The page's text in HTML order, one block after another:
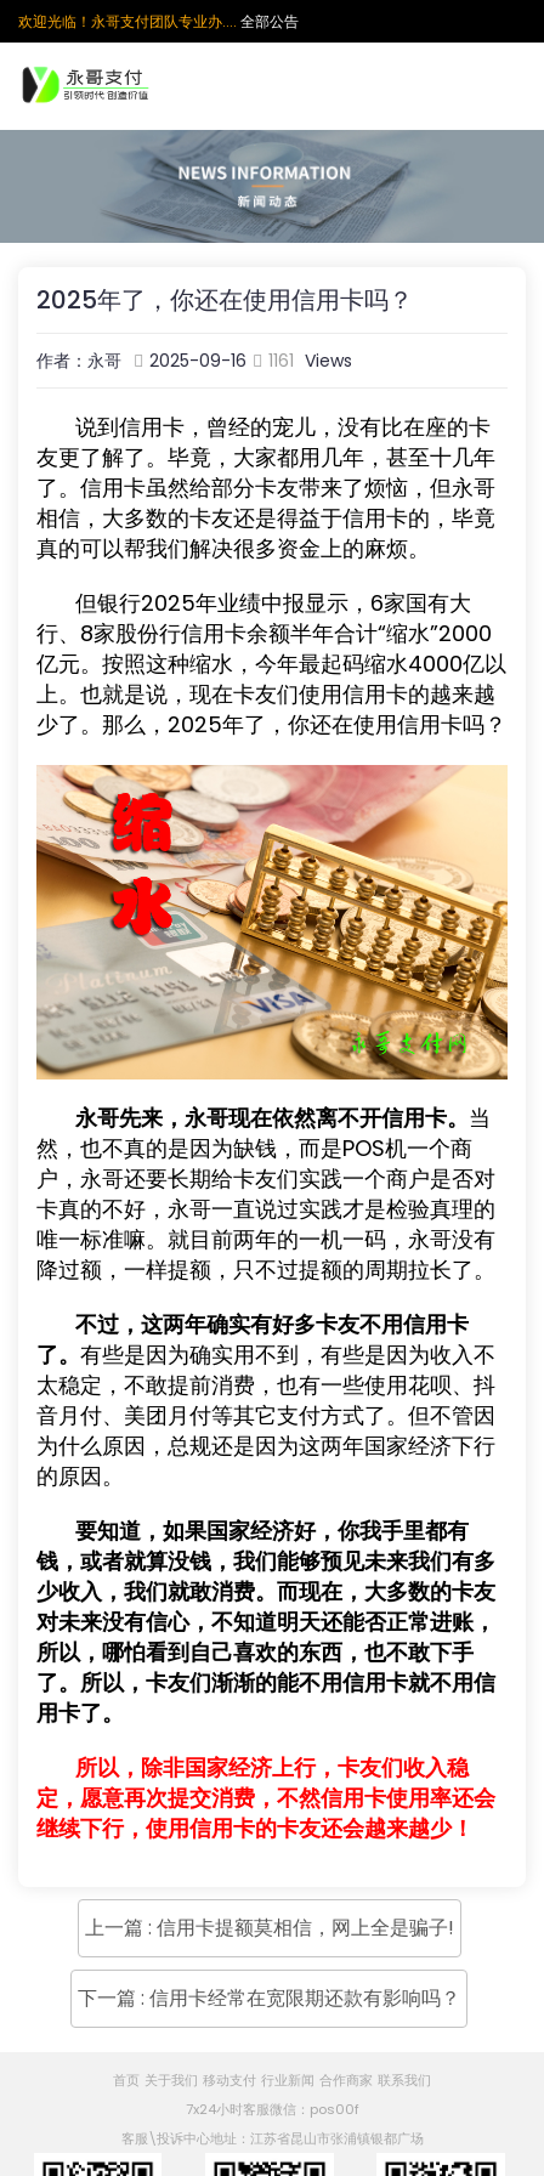
欢迎光临！永哥支付团队专业办.... 全部公告
2025年了，你还在使用信用卡吗？
作者：永哥 2025-09-16 1161 Views
说到信用卡，曾经的宠儿，没有比在座的卡
友更了解了。毕竟，大家都用几年，甚至十几年
了。信用卡虽然给部分卡友带来了烦恼，但永哥
相信，大多数的卡友还是得益于信用卡的，毕竟
真的可以帮我们解决很多资金上的麻烦。
但银行2025年业绩中报显示，6家国有大
行、8家股份行信用卡余额半年合计“缩水”2000
亿元。按照这种缩水，今年最起码缩水4000亿以
上。也就是说，现在卡友们使用信用卡的越来越
少了。那么，2025年了，你还在使用信用卡吗？
永哥先来，永哥现在依然离不开信用卡。 当
然，也不真的是因为缺钱，而是POS机一个商
户，永哥还要长期给卡友们实践一个商户是否对
卡真的不好，永哥一直说过实践才是检验真理的
唯一标准嘛。就目前两年的一机一码，永哥没有
降过额，一样提额，只不过提额的周期拉长了。
不过，这两年确实有好多卡友不用信用卡
了。 有些是因为确实用不到，有些是因为收入不
太稳定，不敢提前消费，也有一些使用花呗、抖
音月付、美团月付等其它支付方式了。但不管因
为什么原因，总规还是因为这两年国家经济下行
的原因。
要知道，如果国家经济好，你我手里都有
钱，或者就算没钱，我们能够预见未来我们有多
少收入，我们就敢消费。而现在，大多数的卡友
对未来没有信心，不知道明天还能否正常进账，
所以，哪怕看到自己喜欢的东西，也不敢下手
了。所以，卡友们渐渐的能不用信用卡就不用信
用卡了。
所以，除非国家经济上行，卡友们收入稳
定，愿意再次提交消费，不然信用卡使用率还会
继续下行，使用信用卡的卡友还会越来越少！
上一篇 : 信用卡提额莫相信，网上全是骗子!
下一篇 : 信用卡经常在宽限期还款有影响吗？
首页 关于我们 移动支付 行业新闻 合作商家 联系我们
7x24小时客服微信：pos00f
客服\投诉中心地址：江苏省昆山市张浦镇银都广场